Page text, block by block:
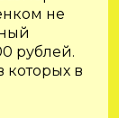
не
рублей.
которых в